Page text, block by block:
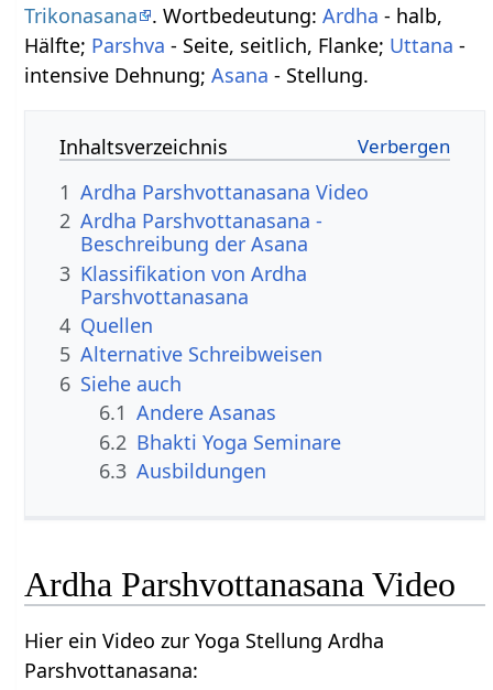
Trikonasana
. Wortbedeutung:Ardha - halb,
Hälfte; Parshva - Seite, seitlich, Flanke; Uttana -
intensive Dehnung;Asana - Stellung.
Inhaltsverzeichnis
1 Ardha Parshvottanasana Video
2 Ardha Parshvottanasana -
Beschreibung der Asana
3 Klassifikation von Ardha
Parshvottanasana
4 Quellen
5 Alternative Schreibweisen
6 Siehe auch
6.1 Andere Asanas
6.2 Bhakti Yoga Seminare
6.3 Ausbildungen
Ardha Parshvottanasana Video
Hier ein Video zur Yoga Stellung Ardha
Parshvottanasana: